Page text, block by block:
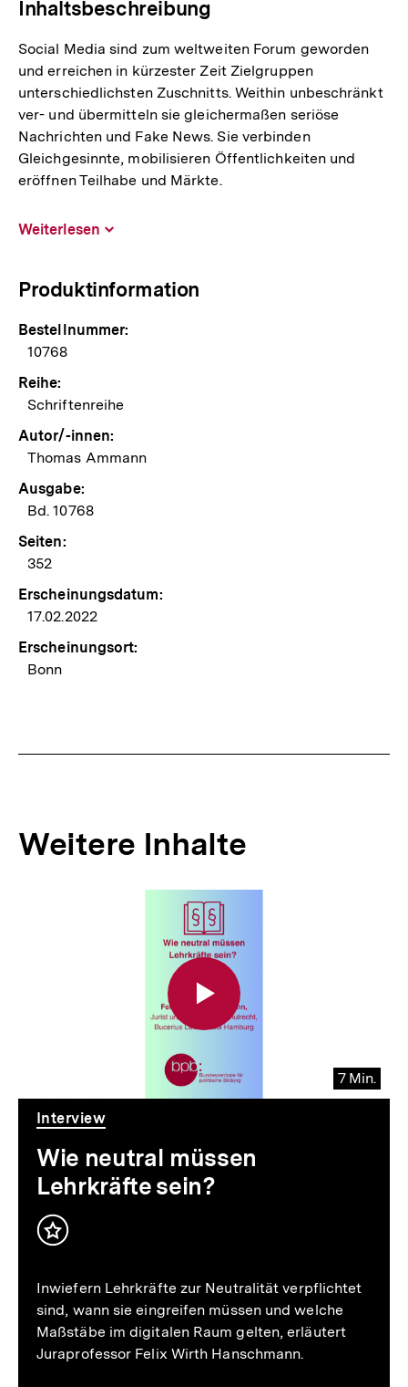
Inhaltsbeschreibung
Social Media sind zum weltweiten Forum geworden
und erreichen in kürzester Zeit Zielgruppen
unterschiedlichsten Zuschnitts. Weithin unbeschränkt
ver- und übermitteln sie gleichermaßen seriöse
Nachrichten und Fake News. Sie verbinden
Gleichgesinnte, mobilisieren Öffentlichkeiten und
eröffnen Teilhabe und Märkte.
Weiterlesen
Produktinformation
Bestellnummer:
10768
Reihe:
Schriftenreihe
Autor/-innen:
Thomas Ammann
Ausgabe:
Bd. 10768
Seiten:
352
Erscheinungsdatum:
17.02.2022
Erscheinungsort:
Bonn
Weitere Inhalte
7 Min.
Video
Dauer
7
Min.
Interview
Wie neutral müssen
Lehrkräfte sein?
Inhalt
Inwiefern Lehrkräfte zur Neutralität verpflichtet
sind, wann sie eingreifen müssen und welche
Maßstäbe im digitalen Raum gelten, erläutert
Juraprofessor Felix Wirth Hanschmann.